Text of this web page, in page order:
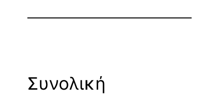
Συνολική